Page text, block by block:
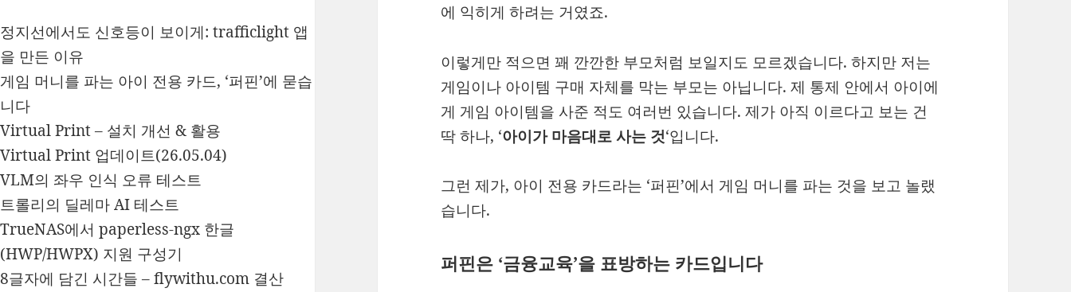
정지선에서도 신호등이 보이게: trafficlight 앱
을 만든 이유
게임 머니를 파는 아이 전용 카드, ‘퍼핀’에 묻습
니다
Virtual Print – 설치 개선 & 활용
Virtual Print 업데이트(26.05.04)
VLM의 좌우 인식 오류 테스트
트롤리의 딜레마 AI 테스트
TrueNAS에서 paperless-ngx 한글
(HWP/HWPX) 지원 구성기
8글자에 담긴 시간들 – flywithu.com 결산
에 익히게 하려는 거였죠.
이렇게만 적으면 꽤 깐깐한 부모처럼 보일지도 모르겠습니다. 하지만 저는
게임이나 아이템 구매 자체를 막는 부모는 아닙니다. 제 통제 안에서 아이에
게 게임 아이템을 사준 적도 여러번 있습니다. 제가 아직 이르다고 보는 건
딱 하나, ‘아이가 마음대로 사는 것‘입니다.
그런 제가, 아이 전용 카드라는 ‘퍼핀’에서 게임 머니를 파는 것을 보고 놀랬
습니다.
퍼핀은 ‘금융교육’을 표방하는 카드입니다